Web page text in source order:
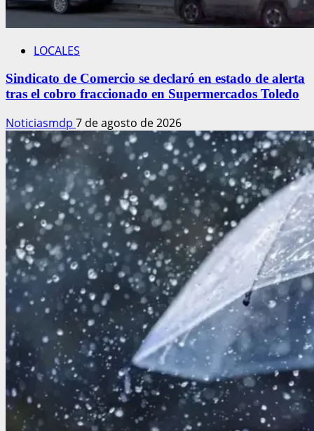
LOCALES
Sindicato de Comercio se declaró en estado de alerta
tras el cobro fraccionado en Supermercados Toledo
Noticiasmdp 7 de agosto de 2026